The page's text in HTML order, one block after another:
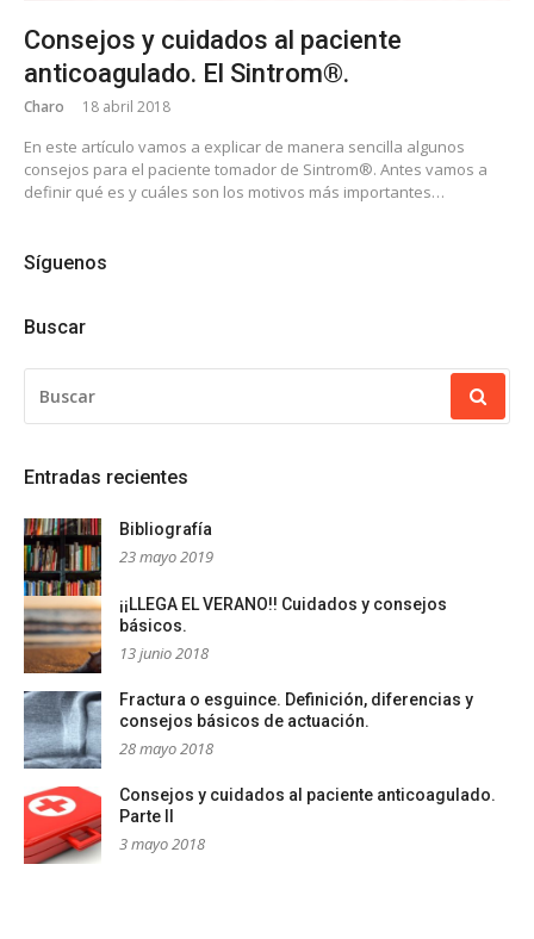
Consejos y cuidados al paciente
anticoagulado. El Sintrom®.
Charo 18 abril 2018
En este artículo vamos a explicar de manera sencilla algunos
consejos para el paciente tomador de Sintrom®. Antes vamos a
definir qué es y cuáles son los motivos más importantes…
Síguenos
Buscar
Entradas recientes
Bibliografía
23 mayo 2019
¡¡LLEGA EL VERANO!! Cuidados y consejos
básicos.
13 junio 2018
Fractura o esguince. Definición, diferencias y
consejos básicos de actuación.
28 mayo 2018
Consejos y cuidados al paciente anticoagulado.
Parte II
3 mayo 2018